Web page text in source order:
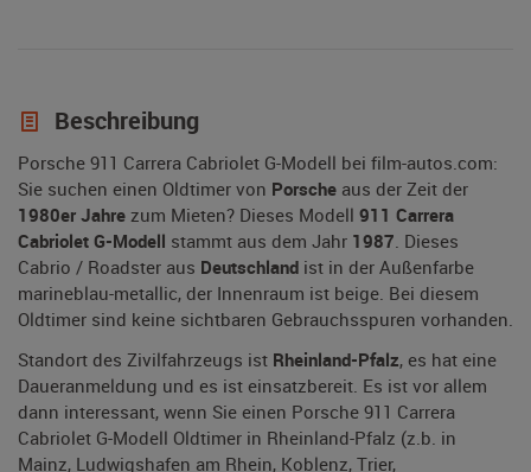
Beschreibung
Porsche 911 Carrera Cabriolet G-Modell bei film-autos.com:
Sie suchen einen Oldtimer von Porsche aus der Zeit der
1980er Jahre zum Mieten? Dieses Modell 911 Carrera
Cabriolet G-Modell stammt aus dem Jahr 1987. Dieses
Cabrio / Roadster aus Deutschland ist in der Außenfarbe
marineblau-metallic, der Innenraum ist beige. Bei diesem
Oldtimer sind keine sichtbaren Gebrauchsspuren vorhanden.
Standort des Zivilfahrzeugs ist Rheinland-Pfalz, es hat eine
Daueranmeldung und es ist einsatzbereit. Es ist vor allem
dann interessant, wenn Sie einen Porsche 911 Carrera
Cabriolet G-Modell Oldtimer in Rheinland-Pfalz (z.b. in
Mainz, Ludwigshafen am Rhein, Koblenz, Trier,